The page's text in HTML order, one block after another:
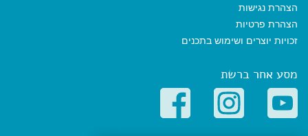
הצהרת נגישות
הצהרת פרטיות
זכויות יוצרים ושימוש בתכנים
מסע אחר ברשת